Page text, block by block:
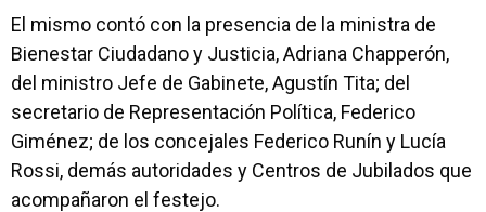
El mismo contó con la presencia de la ministra de
Bienestar Ciudadano y Justicia, Adriana Chapperón,
del ministro Jefe de Gabinete, Agustín Tita; del
secretario de Representación Política, Federico
Giménez; de los concejales Federico Runín y Lucía
Rossi, demás autoridades y Centros de Jubilados que
acompañaron el festejo.